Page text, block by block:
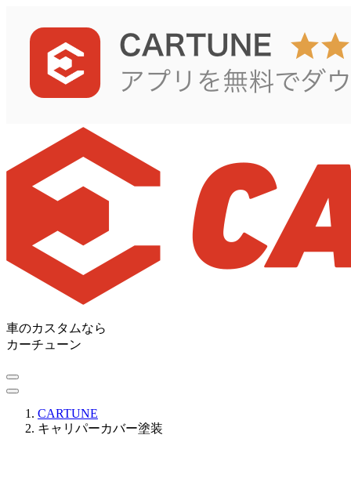
車のカスタムなら
カーチューン
CARTUNE
キャリパーカバー塗装